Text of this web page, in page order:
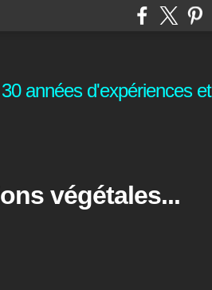
années d'expériences
végétales...